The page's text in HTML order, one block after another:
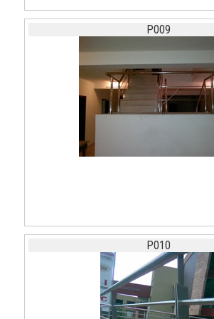
P009
P010